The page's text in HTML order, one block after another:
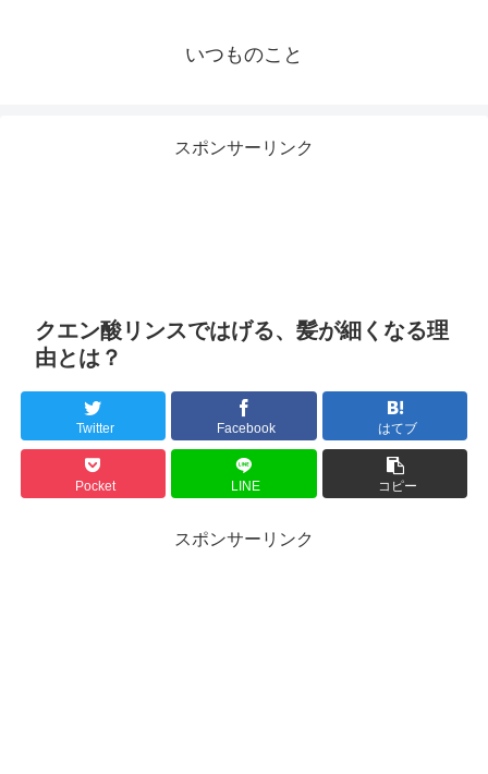
いつものこと
スポンサーリンク
クエン酸リンスではげる、髪が細くなる理
由とは？
Twitter Facebook はてブ
Pocket LINE コピー
スポンサーリンク